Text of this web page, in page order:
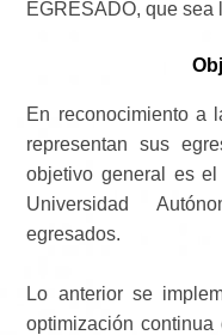
EGRESADO, que
En reconocimiento a
representan sus
objetivo general es
Universidad
egresados.
Lo anterior se
optimización continua